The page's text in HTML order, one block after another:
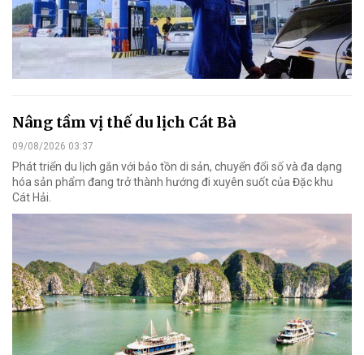
Nâng tầm vị thế du lịch Cát Bà
09/08/2026 03:37
Phát triển du lịch gắn với bảo tồn di sản, chuyển đổi số và đa dạng
hóa sản phẩm đang trở thành hướng đi xuyên suốt của Đặc khu
Cát Hải.